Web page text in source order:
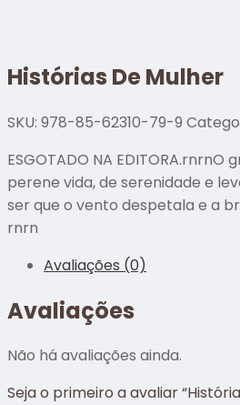
Histórias De Mulher
SKU: 978-85-62310-79-9
ESGOTADO NA
perene vida, de serenidade e
ser que o vento despetala e a
rnrn
Avaliações (0)
Avaliações
Não há avaliações ainda.
Seja o primeiro a avaliar